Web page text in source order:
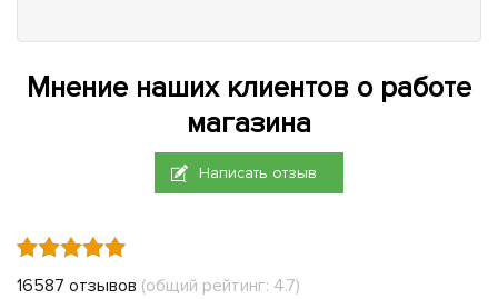
Мнение наших клиентов о работе
магазина
Написать отзыв
16587 отзывов (общий рейтинг: 4.7)